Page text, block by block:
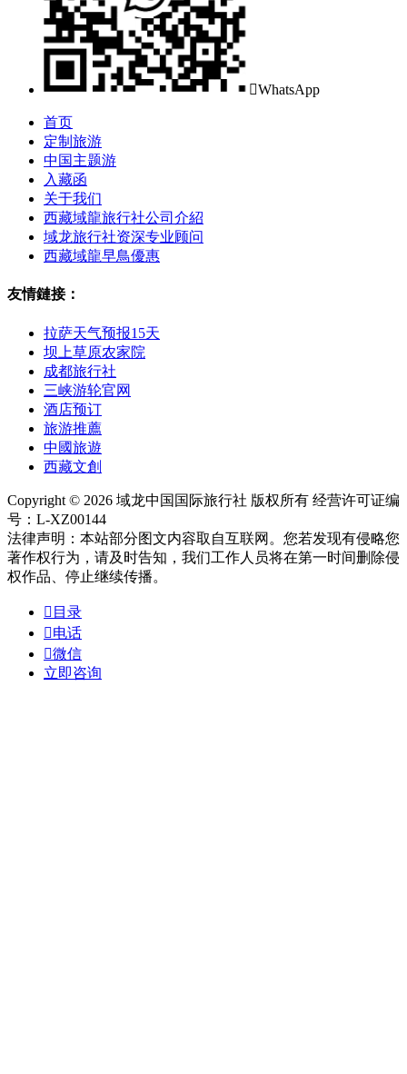
WhatsApp
首页
定制旅游
中国主题游
入藏函
关于我们
西藏域龍旅行社公司介紹
域龙旅行社资深专业顾问
西藏域龍早鳥優惠
友情鏈接：
拉萨天气预报15天
坝上草原农家院
成都旅行社
三峡游轮官网
酒店预订
旅游推薦
中國旅遊
西藏文創
Copyright © 2026 域龙中国国际旅行社 版权所有 经营许可证编
号：L-XZ00144
法律声明：本站部分图文内容取自互联网。您若发现有侵略您
著作权行为，请及时告知，我们工作人员将在第一时间删除侵
权作品、停止继续传播。
 目录
电话
微信
立即咨询